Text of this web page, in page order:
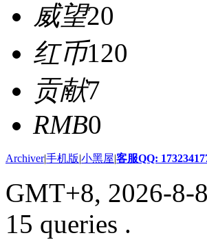
威望20
红币120
贡献7
RMB0
Archiver|手机版|小黑屋|客服QQ:
GMT+8, 2026-8-
15 queries .